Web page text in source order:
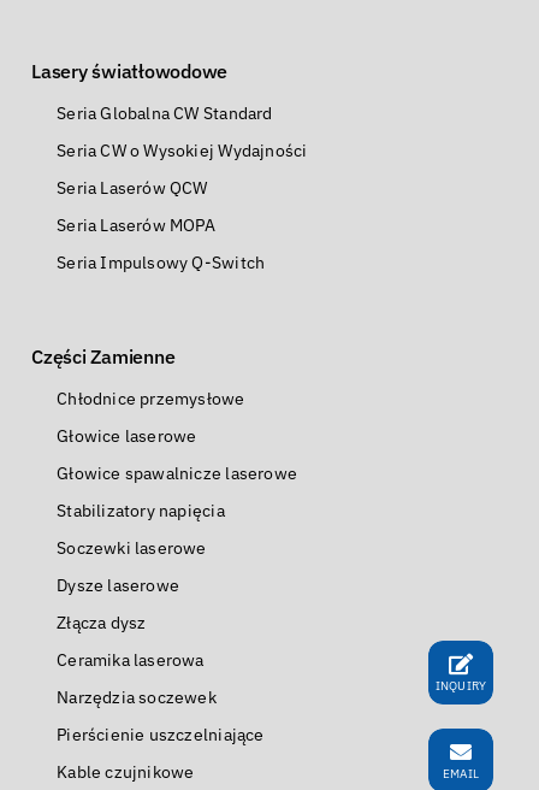
Lasery światłowodowe
Seria Globalna CW Standard
Seria CW o Wysokiej Wydajności
Seria Laserów QCW
Seria Laserów MOPA
Seria Impulsowy Q-Switch
Części Zamienne
Chłodnice przemysłowe
Głowice laserowe
Głowice spawalnicze laserowe
Stabilizatory napięcia
Soczewki laserowe
Dysze laserowe
Złącza dysz
Ceramika laserowa
Narzędzia soczewek
Pierścienie uszczelniające
Kable czujnikowe
INQUIRY
EMAIL